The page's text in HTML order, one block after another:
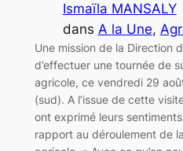
Ismaïla MANSALY
dans A la Une,
Une mission de la Direction
d’effectuer une tournée de
agricole, ce vendredi 29
(sud). A l’issue de cette
ont exprimé leurs
rapport au déroulement de